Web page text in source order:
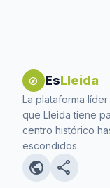
explore EsLleida
La plataforma
que Lleida tiene
centro histórico
escondidos.
public share